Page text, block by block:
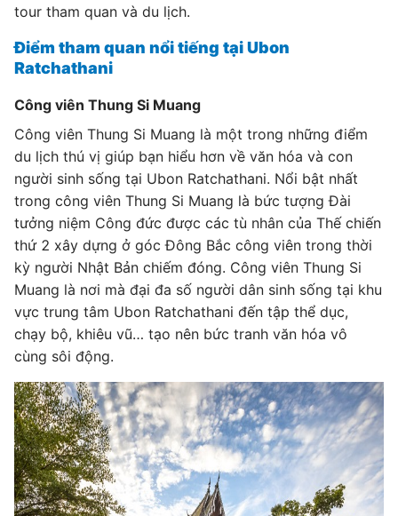
tour tham quan và du lịch.
Điểm tham quan nổi tiếng tại Ubon
Ratchathani
Công viên Thung Si Muang
Công viên Thung Si Muang là một trong những điểm
du lịch thú vị giúp bạn hiểu hơn về văn hóa và con
người sinh sống tại Ubon Ratchathani. Nổi bật nhất
trong công viên Thung Si Muang là bức tượng Đài
tưởng niệm Công đức được các tù nhân của Thế chiến
thứ 2 xây dựng ở góc Đông Bắc công viên trong thời
kỳ người Nhật Bản chiếm đóng. Công viên Thung Si
Muang là nơi mà đại đa số người dân sinh sống tại khu
vực trung tâm Ubon Ratchathani đến tập thể dục,
chạy bộ, khiêu vũ… tạo nên bức tranh văn hóa vô
cùng sôi động.